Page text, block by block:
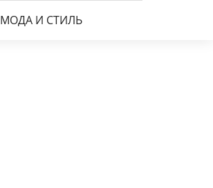
МОДА И СТИЛЬ